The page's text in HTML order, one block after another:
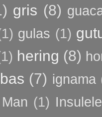
gris (8)
gulas (1)
hering (8)
(7) ignama
(1)